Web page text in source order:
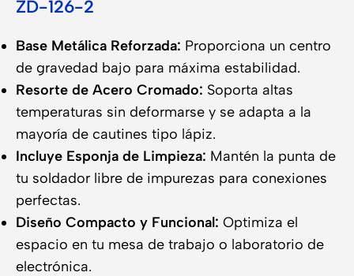
ZD-126-2
Base Metálica Reforzada: Proporciona un centro
de gravedad bajo para máxima estabilidad.
Resorte de Acero Cromado: Soporta altas
temperaturas sin deformarse y se adapta a la
mayoría de cautines tipo lápiz.
Incluye Esponja de Limpieza: Mantén la punta de
tu soldador libre de impurezas para conexiones
perfectas.
Diseño Compacto y Funcional: Optimiza el
espacio en tu mesa de trabajo o laboratorio de
electrónica.